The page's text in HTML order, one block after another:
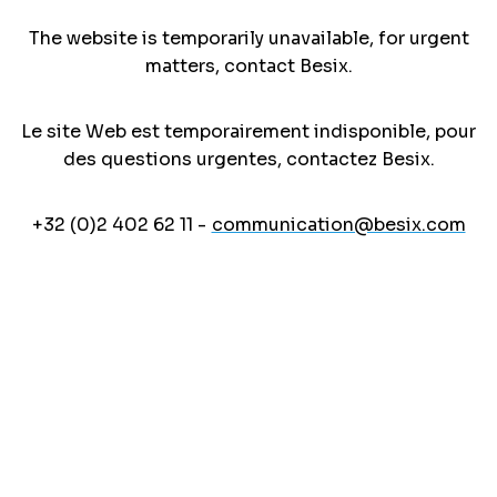
The website is temporarily unavailable, for urgent
matters, contact Besix.
Le site Web est temporairement indisponible, pour
des questions urgentes, contactez Besix.
+32 (0)2 402 62 11 - communication@besix.com